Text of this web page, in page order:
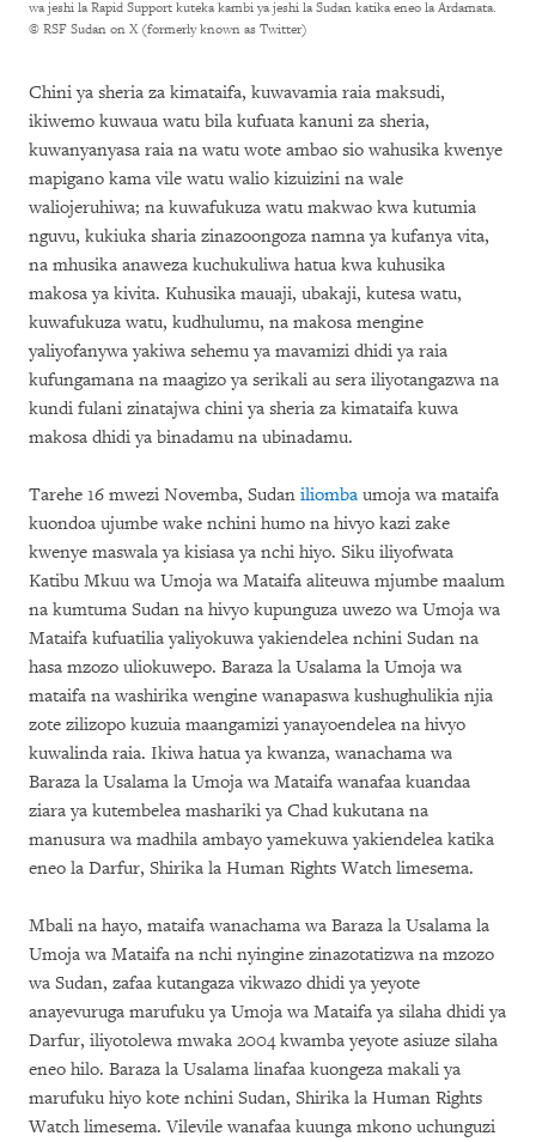
wa jeshi la Rapid Support kuteka kambi ya jeshi la Sudan katika eneo la Ardamata.
© RSF Sudan on X (formerly known as Twitter)
Chini ya sheria za kimataifa, kuwavamia raia maksudi,
ikiwemo kuwaua watu bila kufuata kanuni za sheria,
kuwanyanyasa raia na watu wote ambao sio wahusika kwenye
mapigano kama vile watu walio kizuizini na wale
waliojeruhiwa; na kuwafukuza watu makwao kwa kutumia
nguvu, kukiuka sharia zinazoongoza namna ya kufanya vita,
na mhusika anaweza kuchukuliwa hatua kwa kuhusika
makosa ya kivita. Kuhusika mauaji, ubakaji, kutesa watu,
kuwafukuza watu, kudhulumu, na makosa mengine
yaliyofanywa yakiwa sehemu ya mavamizi dhidi ya raia
kufungamana na maagizo ya serikali au sera iliyotangazwa na
kundi fulani zinatajwa chini ya sheria za kimataifa kuwa
makosa dhidi ya binadamu na ubinadamu.
Tarehe 16 mwezi Novemba, Sudan iliomba umoja wa mataifa
kuondoa ujumbe wake nchini humo na hivyo kazi zake
kwenye maswala ya kisiasa ya nchi hiyo. Siku iliyofwata
Katibu Mkuu wa Umoja wa Mataifa aliteuwa mjumbe maalum
na kumtuma Sudan na hivyo kupunguza uwezo wa Umoja wa
Mataifa kufuatilia yaliyokuwa yakiendelea nchini Sudan na
hasa mzozo uliokuwepo. Baraza la Usalama la Umoja wa
mataifa na washirika wengine wanapaswa kushughulikia njia
zote zilizopo kuzuia maangamizi yanayoendelea na hivyo
kuwalinda raia. Ikiwa hatua ya kwanza, wanachama wa
Baraza la Usalama la Umoja wa Mataifa wanafaa kuandaa
ziara ya kutembelea mashariki ya Chad kukutana na
manusura wa madhila ambayo yamekuwa yakiendelea katika
eneo la Darfur, Shirika la Human Rights Watch limesema.
Mbali na hayo, mataifa wanachama wa Baraza la Usalama la
Umoja wa Mataifa na nchi nyingine zinazotatizwa na mzozo
wa Sudan, zafaa kutangaza vikwazo dhidi ya yeyote
anayevuruga marufuku ya Umoja wa Mataifa ya silaha dhidi ya
Darfur, iliyotolewa mwaka 2004 kwamba yeyote asiuze silaha
eneo hilo. Baraza la Usalama linafaa kuongeza makali ya
marufuku hiyo kote nchini Sudan, Shirika la Human Rights
Watch limesema. Vilevile wanafaa kuunga mkono uchunguzi